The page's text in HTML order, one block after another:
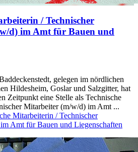
/ Technischer
d) im Amt für Bauen und
gelegen im nördlichen
Hildesheim, Goslar und Salzgitter, hat
Zeitpunkt eine Stelle als Technische
Mitarbeiter (m/w/d) im Amt ...
Mitarbeiterin / Technischer
Amt für Bauen und Liegenschaften